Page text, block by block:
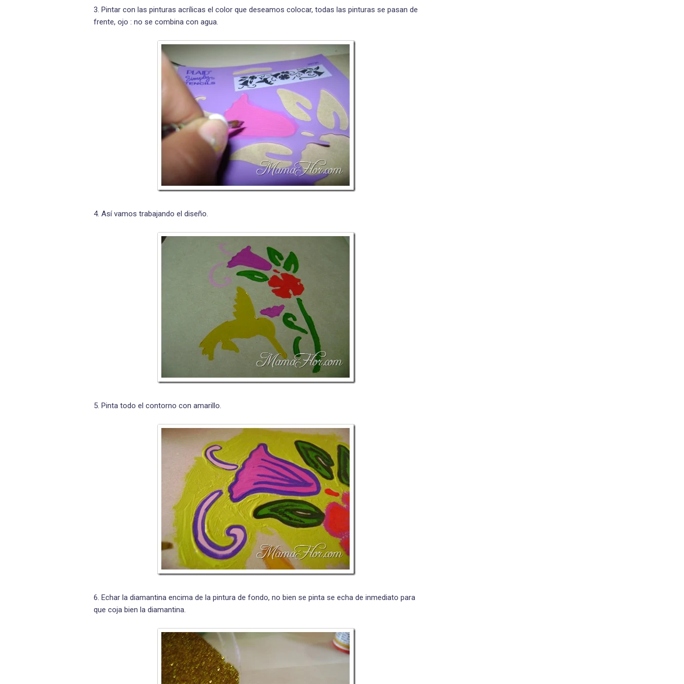
3. Pintar con las pinturas acrílicas el color que deseamos colocar, todas las pinturas se pasan de
frente, ojo : no se combina con agua.
4. Así vamos trabajando el diseño.
5. Pinta todo el contorno con amarillo.
6. Echar la diamantina encima de la pintura de fondo, no bien se pinta se echa de inmediato para
que coja bien la diamantina.